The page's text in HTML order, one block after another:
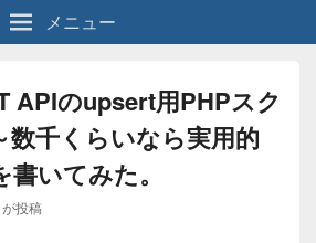
メニュー
APIのupsert用PHPスク
数千くらいなら実用的
いてみた。
が投稿